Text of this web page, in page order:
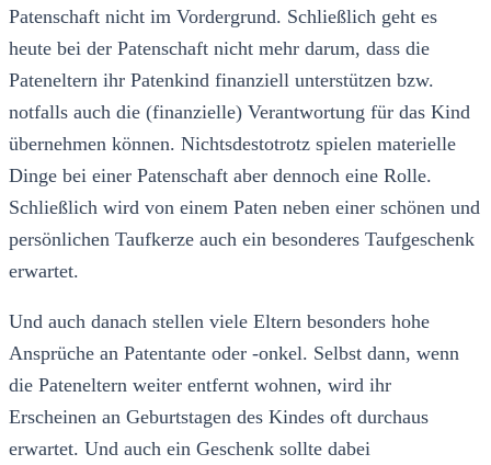
Patenschaft nicht im Vordergrund. Schließlich geht es
heute bei der Patenschaft nicht mehr darum, dass die
Pateneltern ihr Patenkind finanziell unterstützen bzw.
notfalls auch die (finanzielle) Verantwortung für das Kind
übernehmen können. Nichtsdestotrotz spielen materielle
Dinge bei einer Patenschaft aber dennoch eine Rolle.
Schließlich wird von einem Paten neben einer schönen und
persönlichen Taufkerze auch ein besonderes Taufgeschenk
erwartet.
Und auch danach stellen viele Eltern besonders hohe
Ansprüche an Patentante oder -onkel. Selbst dann, wenn
die Pateneltern weiter entfernt wohnen, wird ihr
Erscheinen an Geburtstagen des Kindes oft durchaus
erwartet. Und auch ein Geschenk sollte dabei